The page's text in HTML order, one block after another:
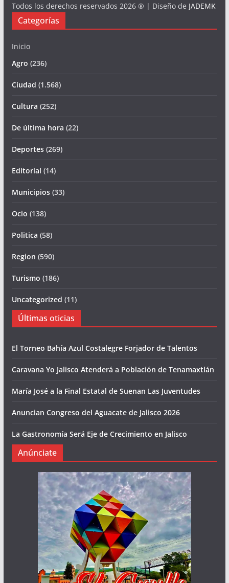
Todos los derechos reservados 2026 ® | Diseño de JADEMK
Categorías
Inicio
Agro (236)
Ciudad (1.568)
Cultura (252)
De última hora (22)
Deportes(269)
Editorial (14)
Municipios(33)
Ocio (138)
Politica (58)
Region (590)
Turismo (186)
Uncategorized (11)
Últimas oticias
El Torneo Bahía Azul Costalegre Forjador de Talentos
Caravana Yo Jalisco Atenderá a Población de Tenamaxtlán
María José a la Final Estatal de Suenan Las Juventudes
Anuncian Congreso del Aguacate de Jalisco 2026
La Gastronomía Será Eje de Crecimiento en Jalisco
Anúnciate